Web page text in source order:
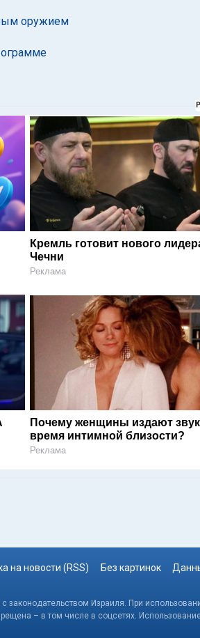
оружием
Кремль готовит нового
Чечни
Реклама
Почему женщины издают
время интимной близости?
Реклама
на новости (RSS) Без картинок
Израиля. При
– в том числе в соцсетях.